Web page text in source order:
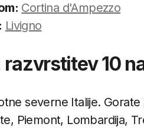
Cortina d'Ampezzo
Livigno
10
severne Italije.
Piemont, Lombardija,